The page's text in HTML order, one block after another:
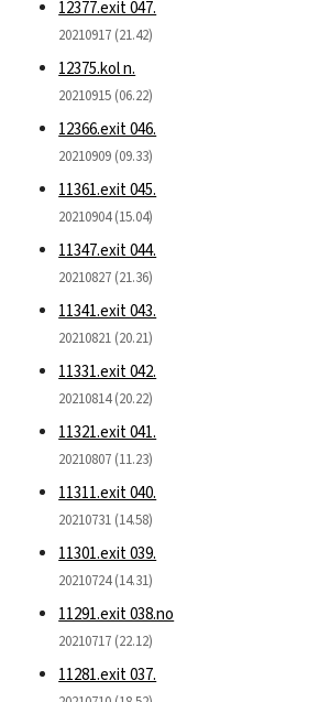
12377.exit 047.
20210917 (21.42)
12375.kol n.
20210915 (06.22)
12366.exit 046.
20210909 (09.33)
11361.exit 045.
20210904 (15.04)
11347.exit 044.
20210827 (21.36)
11341.exit 043.
20210821 (20.21)
11331.exit 042.
20210814 (20.22)
11321.exit 041.
20210807 (11.23)
11311.exit 040.
20210731 (14.58)
11301.exit 039.
20210724 (14.31)
11291.exit 038.no
20210717 (22.12)
11281.exit 037.